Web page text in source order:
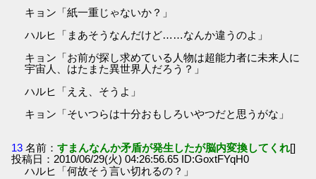
キョン「紙一重じゃないか？」
ハルヒ「まあそうなんだけど……なんか違うのよ」
キョン「お前が探し求めている人物は超能力者に未来人に
宇宙人、はたまた異世界人だろう？」
ハルヒ「ええ、そうよ」
キョン「そいつらは十分おもしろいやつだと思うがな」
13 名前：すまんなんか矛盾が発生したが脳内変換してくれ[]
投稿日：2010/06/29(火) 04:26:56.65 ID:GoxtFYqH0
ハルヒ「何故そう言い切れるの？」